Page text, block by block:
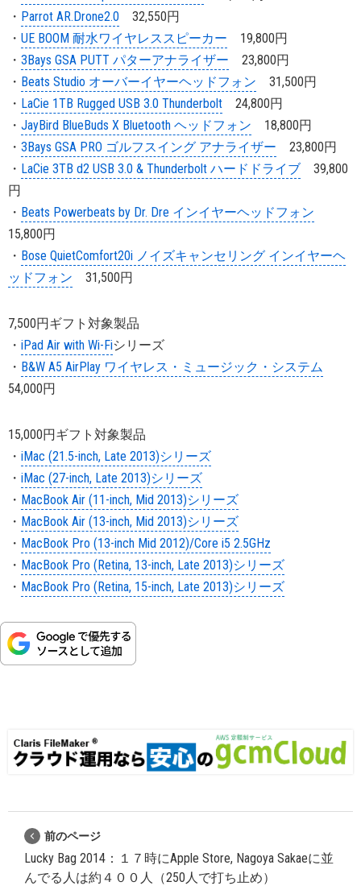
・ Parrot AR.Drone2.0 32,550円
・ UE BOOM 耐水ワイヤレススピーカー 19,800円
・ 3Bays GSA PUTT パターアナライザー 23,800円
・ Beats Studio オーバーイヤーヘッドフォン 31,500円
・ LaCie 1TB Rugged USB 3.0 Thunderbolt 24,800円
・ JayBird BlueBuds X Bluetooth ヘッドフォン 18,800円
・ 3Bays GSA PRO ゴルフスイング アナライザー 23,800円
・ LaCie 3TB d2 USB 3.0 & Thunderbolt ハードドライブ 39,800
円
・ Beats Powerbeats by Dr. Dre インイヤーヘッドフォン
15,800円
・ Bose QuietComfort20i ノイズキャンセリング インイヤーヘ
ッドフォン 31,500円
7,500円ギフト対象製品
・ iPad Air with Wi-Fiシリーズ
・ B&W A5 AirPlay ワイヤレス・ミュージック・システム
54,000円
15,000円ギフト対象製品
・ iMac (21.5-inch, Late 2013)シリーズ
・ iMac (27-inch, Late 2013)シリーズ
・ MacBook Air (11-inch, Mid 2013)シリーズ
・ MacBook Air (13-inch, Mid 2013)シリーズ
・ MacBook Pro (13-inch Mid 2012)/Core i5 2.5GHz
・ MacBook Pro (Retina, 13-inch, Late 2013)シリーズ
・ MacBook Pro (Retina, 15-inch, Late 2013)シリーズ
前のページ
Lucky Bag 2014：１７時にApple Store, Nagoya Sakaeに並
んでる人は約４００人（250人で打ち止め）